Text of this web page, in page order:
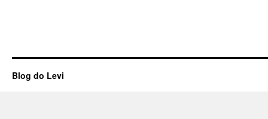
Blog do Levi